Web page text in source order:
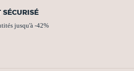
SÉCURISÉ
jusqu'à -42%